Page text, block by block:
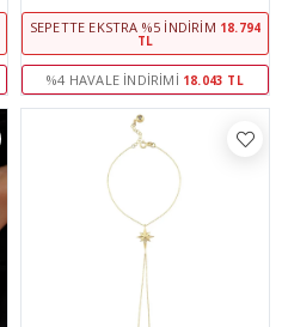
SEPETTE EKSTRA %5 İNDIRIM 18.794
TL
%4 HAVALE İNDIRIMI 18.043 TL